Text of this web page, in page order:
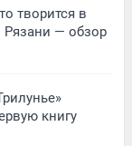
творится в
— обзор
книгу